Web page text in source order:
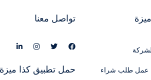
عمل طلب شراء
تواصل معنا
حمل تطبيق كذا ميزة